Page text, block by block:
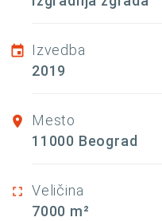
Izvedba
2019
Mesto
11000 Beograd
Veličina
7000 m²